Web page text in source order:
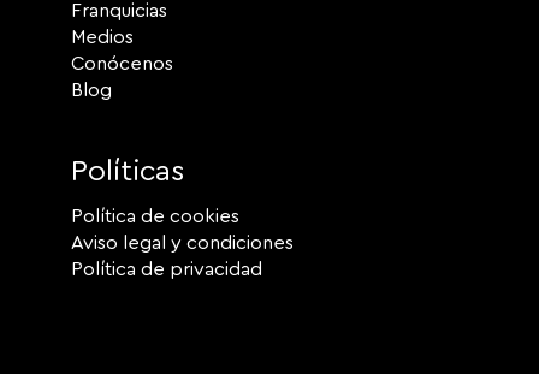
Franquicias
Medios
Conócenos
Blog
Políticas
Política de cookies
Aviso legal y condiciones
Política de privacidad